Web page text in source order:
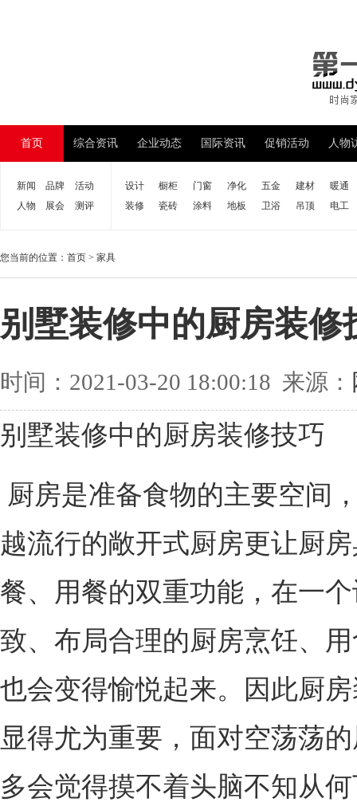
首页 综合资讯 企业动态 国际资讯 促销活动 人物
新闻 品牌
活动
人物
展会 测评
设计 橱柜 门窗 净化 五金 建材
暖通
装修
瓷砖 涂料 地板 卫浴 吊顶 电工
您当前的位置： 首页 > 家具
别墅装修中的厨房装修
时间：2021-03-20 18:00:18 来源：
别墅装修中的厨房装修技巧
厨房是准备食物的主要空间
越流行的敞开式厨房更让厨
餐、用餐的双重功能，在一
致、布局合理的厨房烹饪、
也会变得愉悦起来。因此厨
显得尤为重要，面对空荡荡
多会觉得摸不着头脑不知从